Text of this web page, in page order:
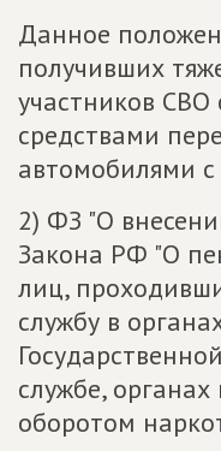
Данное
получивших
участников
средствами
автомобилями
2) ФЗ "О
Закона РФ "О
лиц,
службу в
службе,
оборотом